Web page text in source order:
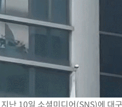
난 10일 소셜미디어(SNS)에 대